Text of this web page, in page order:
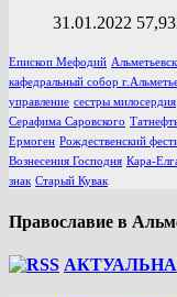
31.01.2022
Епископ Мефодий
кафедральный собор
управление сестры милосердия
Серафима Саровского
Ермоген Рождественский
Вознесения Господня Кара-
знак Старый Кувак
Православие в